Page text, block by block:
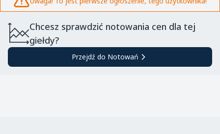
Chcesz sprawdzić notowania cen dla tej
giełdy?
Przejdź do Notowań